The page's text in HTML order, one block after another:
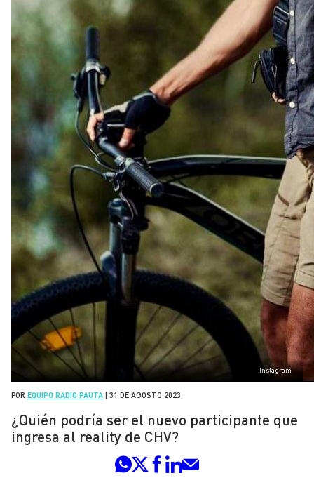
Instagram
POR EQUIPO RADIO PAUTA | 31 DE AGOSTO 2023
¿Quién podría ser el nuevo participante que
ingresa al reality de CHV?